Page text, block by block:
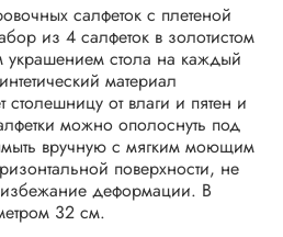
салфеток с плетеной
из 4 салфеток в золотистом
украшением стола на каждый
материал
от влаги и пятен и
можно ополоснуть под
вручную с мягким моющим
поверхности, не
избежание деформации. В
32 см.